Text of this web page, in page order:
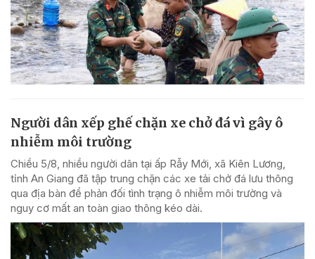
Người dân xếp ghế chặn xe chở đá vì gây ô
nhiễm môi trường
Chiều 5/8, nhiều người dân tại ấp Rẫy Mới, xã Kiên Lương,
tỉnh An Giang đã tập trung chặn các xe tải chở đá lưu thông
qua địa bàn để phản đối tình trạng ô nhiễm môi trường và
nguy cơ mất an toàn giao thông kéo dài.